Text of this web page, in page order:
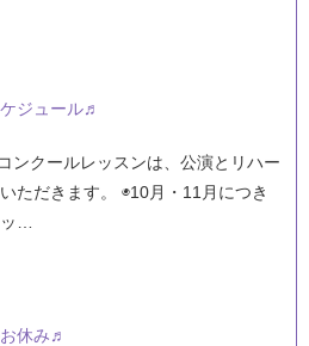
ジュール♬
ンクールレッスンは、公演とリハー
ただきます。 ◉10月・11月につき
…
休み♬